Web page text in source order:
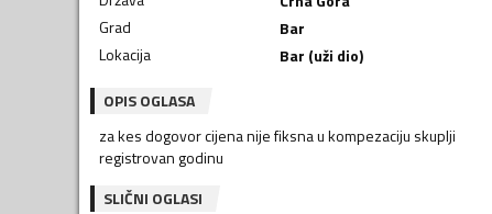
Grad
Bar
Lokacija
Bar (uži dio)
OPIS OGLASA
za kes dogovor cijena nije fiksna u kompezaciju skuplji
registrovan godinu
SLIČNI OGLASI